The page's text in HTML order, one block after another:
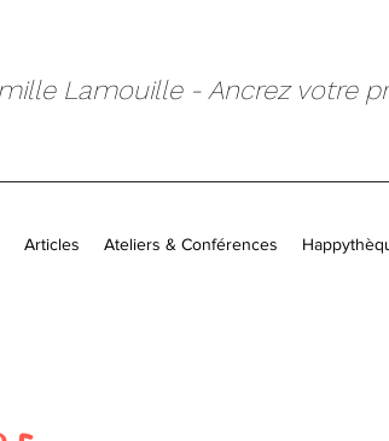
Lamouille - Ancrez votre
Articles Ateliers & Conférences